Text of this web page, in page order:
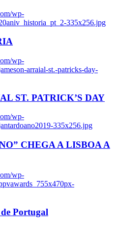
wp-
335x256.jpg
wp-
arraial-st.-patricks-day-
ST. PATRICK’S DAY
wp-
335x256.jpg
CHEGA A LISBOA A
wp-
Portugal